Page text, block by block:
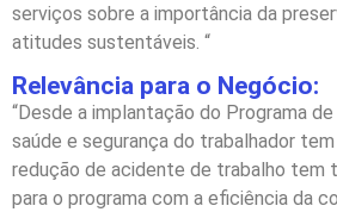
serviços sobre a importância da
atitudes sustentáveis. “
Relevância para o Negócio:
“Desde a implantação do Programa
saúde e segurança do trabalhador
redução de acidente de trabalho tem
para o programa com a eficiência da